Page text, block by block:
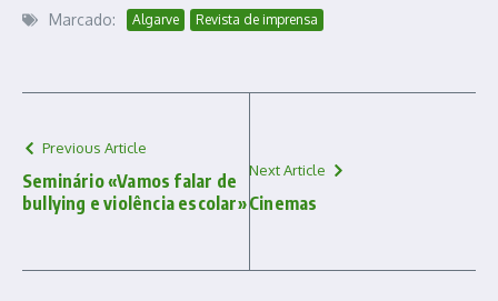
Marcado: Algarve Revista de imprensa
Previous Article
Seminário «Vamos falar de
bullying e violência escolar»
Next Article
Cinemas